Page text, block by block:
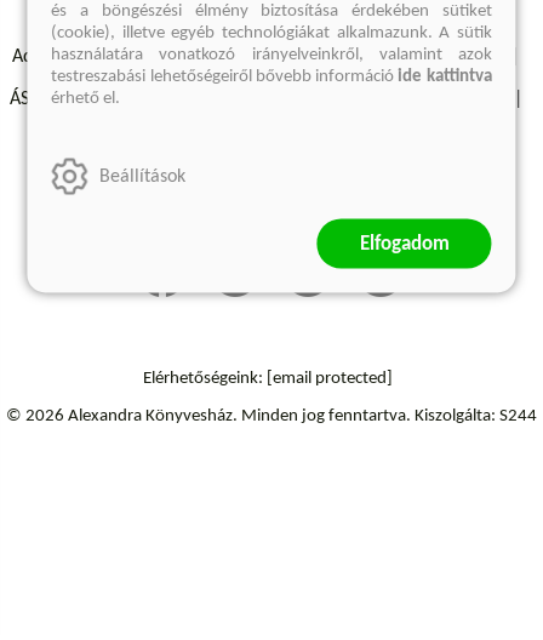
Adatvédelmi szabályzatok Elállási felmondási nyilatkozat
ÁSZF - Vásárlási feltételek
Szállítási információk
Elérhetőségeink: [email protected]
© 2026 Alexandra Könyvesház. Minden jog fenntartva. Kiszolgálta: S244
és a böngészési élmény biztosítása érdekében sütiket
(cookie), illetve egyéb technológiákat alkalmazunk. A sütik
használatára vonatkozó irányelveinkről, valamint azok
testreszabási lehetőségeiről bővebb információide kattintva
érhető el.
Beállítások
Elfogadom